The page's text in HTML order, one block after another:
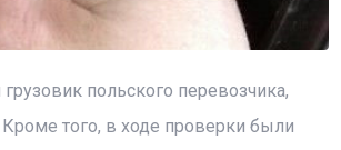
польского перевозчика,
того, в ходе проверки были